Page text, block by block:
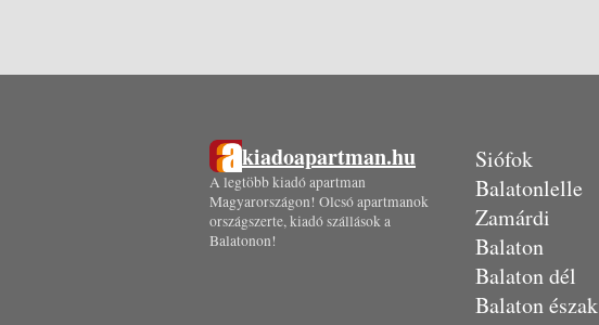
kiadoapartman.hu
A legtöbb kiadó apartman
Magyarországon! Olcsó apartmanok
országszerte, kiadó szállások a
Balatonon!
Siófok
Balatonlelle
Zamárdi
Balaton
Balaton dél
Balaton észak